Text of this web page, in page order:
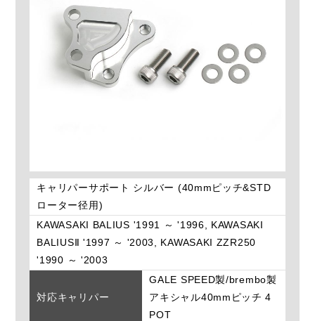
キャリパーサポート シルバー (40mmピッチ&STD
ローター径用)
KAWASAKI BALIUS '1991 ～ '1996, KAWASAKI
BALIUSⅡ '1997 ～ '2003, KAWASAKI ZZR250
'1990 ～ '2003
対応キャリパー
GALE SPEED製/brembo製
アキシャル40mmピッチ 4
POT